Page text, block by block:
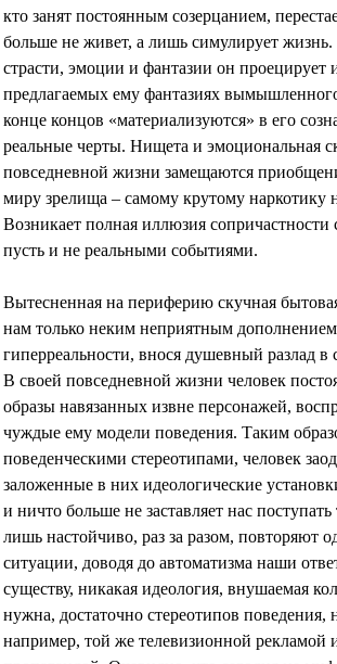
кто занят постоянным созерцанием,
больше не живет, а лишь симулирует жизнь.
страсти, эмоции и фантазии он проецирует
предлагаемых ему фантазиях
конце концов «материализуются» в его
реальные черты. Нищета и эмоциональная
повседневной жизни замещаются
миру зрелища – самому крутому наркотику
Возникает полная иллюзия
пусть и не реальными событиями.
Вытесненная на периферию скучная
нам только неким неприятным
гиперреальности, внося душевный разлад
В своей повседневной жизни человек
образы навязанных извне персонажей,
чуждые ему модели поведения. Таким
поведенческими стереотипами, человек
заложенные в них идеологические
и ничто больше не заставляет нас
лишь настойчиво, раз за разом, повторяют
ситуации, доводя до автоматизма наши
существу, никакая идеология, внушаемая
нужна, достаточно стереотипов поведения,
например, той же телевизионной рекламой